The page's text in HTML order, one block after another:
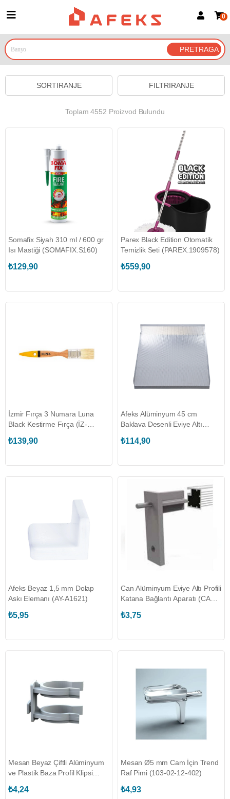
Prijava za članove
Prijavite se Google nalogom
0
FILTRIRANJE
SORTIRANJE
Toplam 4552 Proizvod Bulundu
Somafix Siyah 310 ml / 600 gr
Isı Mastiği (SOMAFIX.S160)
₺129,90
Parex Black Edition Otomatik
Temizlik Seti (PAREX.1909578)
₺559,90
İzmir Fırça 3 Numara Luna
Black Kestirme Fırça (İZ-
₺139,90
Afeks Alüminyum 45 cm
Baklava Desenli Eviye Altı
₺114,90
Afeks Beyaz 1,5 mm Dolap
Askı Elemanı (AY-A1621)
₺5,95
Can Alüminyum Eviye Altı Profili
Katana Bağlantı Aparatı (CAN-
₺3,75
Mesan Beyaz Çiftli Alüminyum
ve Plastik Baza Profil Klipsi
₺4,24
Mesan Ø5 mm Cam İçin Trend
Raf Pimi (103-02-12-402)
₺4,93